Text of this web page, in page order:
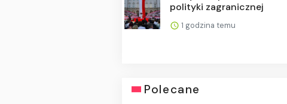
polityki zagranicznej
1 godzina temu
Polecane